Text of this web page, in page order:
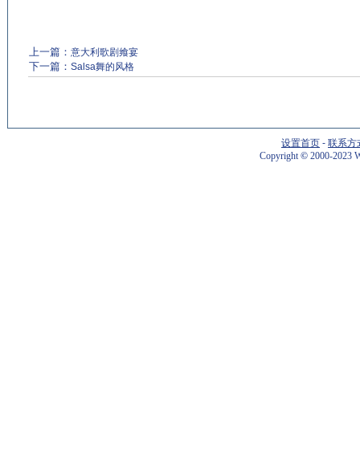
上一篇： 意大利歌剧飨宴
下一篇： Salsa舞的风格
设置首页 - 联系方
Copyright©2000-2023